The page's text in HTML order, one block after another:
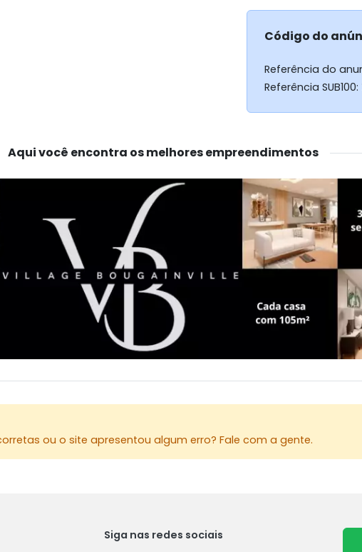
Código do
Referência do
Referência SUB100:
Aqui você encontra os melhores empreendimentos
ou o site apresentou algum erro? Fale com a gente.
Siga nas redes sociais